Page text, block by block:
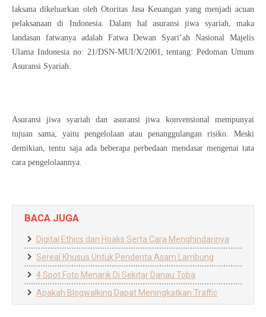
laksana dikeluarkan oleh Otoritas Jasa Keuangan yang menjadi acuan
pelaksanaan di Indonesia. Dalam hal asuransi jiwa syariah, maka
landasan fatwanya adalah Fatwa Dewan Syari’ah Nasional Majelis
Ulama Indonesia no: 21/DSN-MUI/X/2001, tentang: Pedoman Umum
Asuransi Syariah.
Asuransi jiwa syariah dan asuransi jiwa konvensional mempunyai
tujuan sama, yaitu pengelolaan atau penanggulangan risiko. Meski
demikian, tentu saja ada beberapa perbedaan mendasar mengenai tata
cara pengelolaannya.
BACA JUGA
Digital Ethics dan Hoaks Serta Cara Menghindarinya
Sereal Khusus Untuk Penderita Asam Lambung
4 Spot Foto Menarik Di Sekitar Danau Toba
Apakah Blogwalking Dapat Meningkatkan Traffic